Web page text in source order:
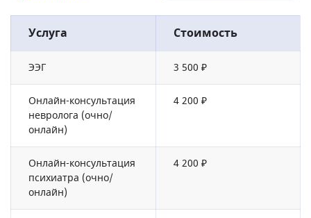
Услуга Стоимость
ЭЭГ 3 500 ₽
Онлайн-консультация
невролога (очно/
онлайн)
4 200 ₽
Онлайн-консультация
психиатра (очно/
онлайн)
4 200 ₽